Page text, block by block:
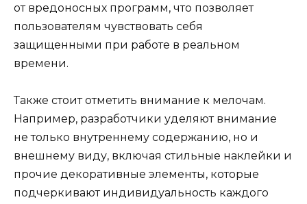
от вредоносных программ, что позволяет
пользователям чувствовать себя
защищенными при работе в реальном
времени.
Также стоит отметить внимание к мелочам.
Например, разработчики уделяют внимание
не только внутреннему содержанию, но и
внешнему виду, включая стильные наклейки и
прочие декоративные элементы, которые
подчеркивают индивидуальность каждого